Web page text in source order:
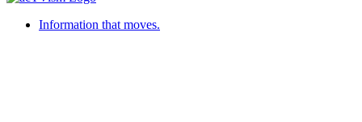
Information that moves.